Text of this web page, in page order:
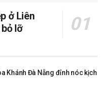
ở Liên
lỡ
Khánh Đà Nẵng đỉnh nóc kịch